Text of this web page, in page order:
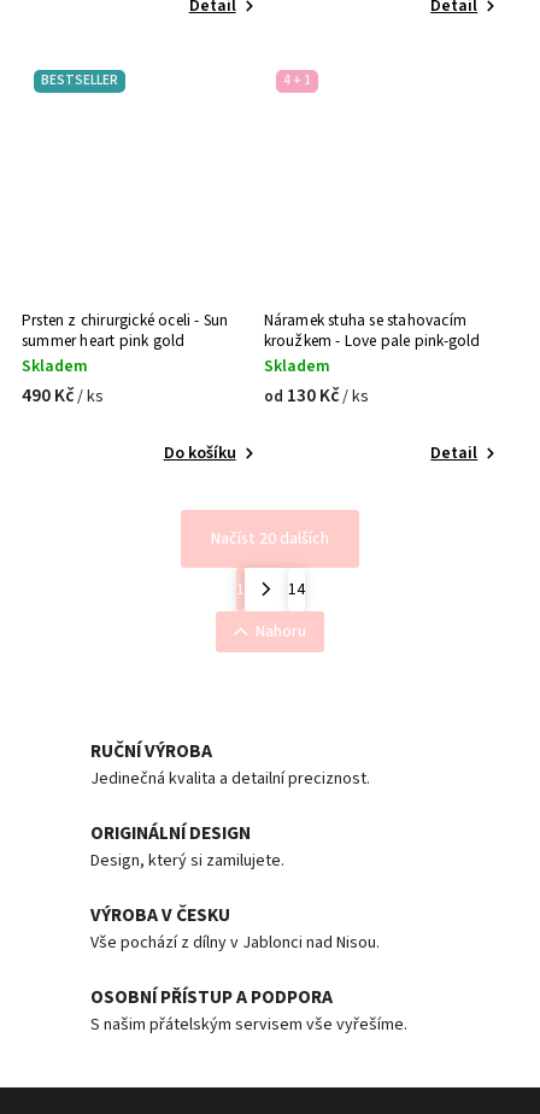
Detail Detail
BESTSELLER
Prsten z chirurgické oceli - Sun
summer heart pink gold
Skladem
490 Kč/ ks
Do košíku
4 + 1
Náramek stuha se stahovacím
kroužkem - Love pale pink-gold
Skladem
od 130 Kč/ ks
Detail
Načíst 20 dalších
1
14
Nahoru
RUČNÍ VÝROBA
Jedinečná kvalita a detailní preciznost.
ORIGINÁLNÍ DESIGN
Design, který si zamilujete.
VÝROBA V ČESKU
Vše pochází z dílny v Jablonci nad Nisou.
OSOBNÍ PŘÍSTUP A PODPORA
S našim přátelským servisem vše vyřešíme.